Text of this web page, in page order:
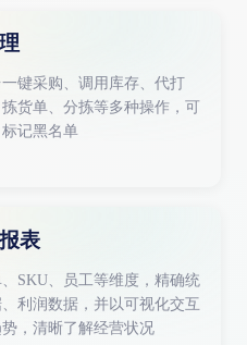
键采购、调用库存、代打
货单、分拣等多种操作，可
记黑名单
表
SKU、员工等维度，精确统
利润数据，并以可视化交互
，清晰了解经营状况